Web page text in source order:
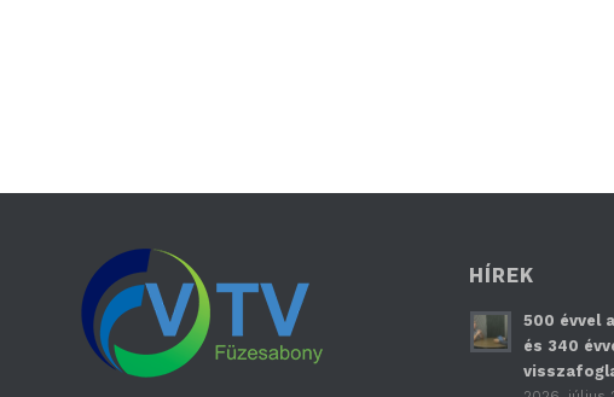
HÍREK
500 évvel
és 340